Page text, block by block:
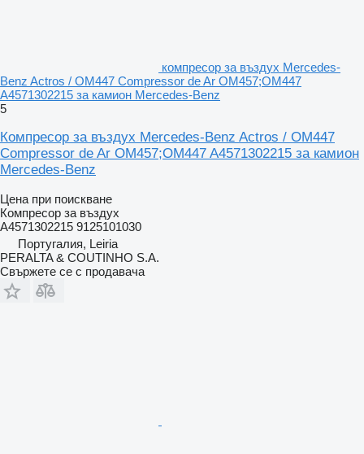
компресор за въздух Mercedes-
Benz Actros / OM447 Compressor de Ar OM457;OM447
A4571302215 за камион Mercedes-Benz
5
Компресор за въздух Mercedes-Benz Actros / OM447
Compressor de Ar OM457;OM447 A4571302215 за камион
Mercedes-Benz
Цена при поискване
Компресор за въздух
A4571302215 9125101030
Португалия, Leiria
PERALTA & COUTINHO S.A.
Свържете се с продавача